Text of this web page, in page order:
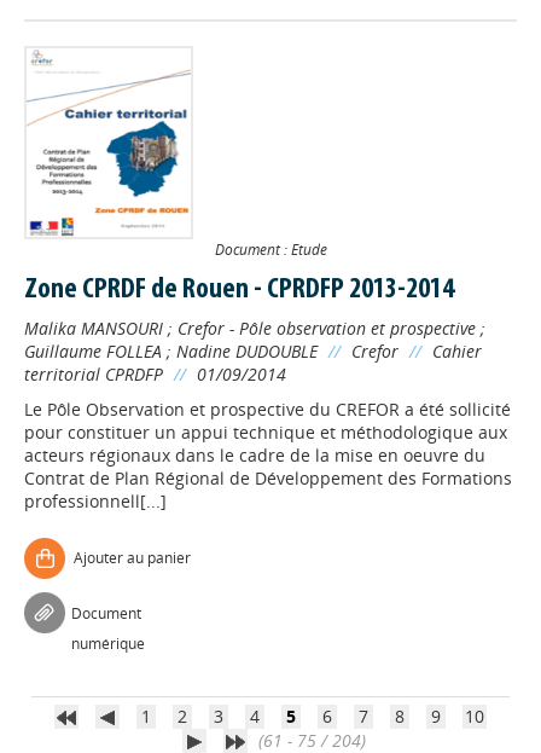
Document : Etude
Zone CPRDF de Rouen - CPRDFP 2013-2014
Malika MANSOURI ; Crefor - Pôle observation et prospective ;
Guillaume FOLLEA ; Nadine DUDOUBLE // Crefor // Cahier
territorial CPRDFP // 01/09/2014
Le Pôle Observation et prospective du CREFOR a été sollicité
pour constituer un appui technique et méthodologique aux
acteurs régionaux dans le cadre de la mise en oeuvre du
Contrat de Plan Régional de Développement des Formations
professionnell[...]
Ajouter au panier
Document
numérique
1 2 3 4 5 6 7 8 9
10
(61 - 75 / 204)
Appels à projets
Déposer une actu !
Accéder à son compte - (Se
déconnecter)